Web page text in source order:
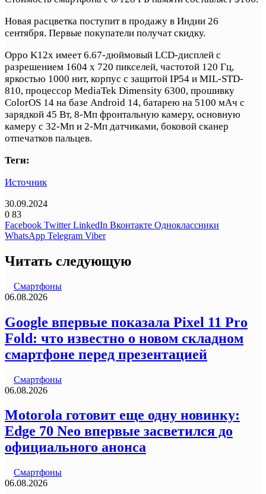
Новая расцветка поступит в продажу в Индии 26
сентября. Первые покупатели получат скидку.
Oppo K12x имеет 6.67-дюймовый LCD-дисплей с
разрешением 1604 x 720 пикселей, частотой 120 Гц,
яркостью 1000 нит, корпус с защитой IP54 и MIL-STD-
810, процессор MediaTek Dimensity 6300, прошивку
ColorOS 14 на базе Android 14, батарею на 5100 мАч с
зарядкой 45 Вт, 8-Мп фронтальную камеру, основную
камеру с 32-Мп и 2-Мп датчиками, боковой сканер
отпечатков пальцев.
Теги:
Источник
30.09.2024
0 83
Facebook Twitter LinkedIn Вконтакте Одноклассники
WhatsApp Telegram Viber
Читать следующую
Смартфоны
06.08.2026
Google впервые показала Pixel 11 Pro
Fold: что известно о новом складном
смартфоне перед презентацией
Смартфоны
06.08.2026
Motorola готовит еще одну новинку:
Edge 70 Neo впервые засветился до
официального анонса
Смартфоны
06.08.2026